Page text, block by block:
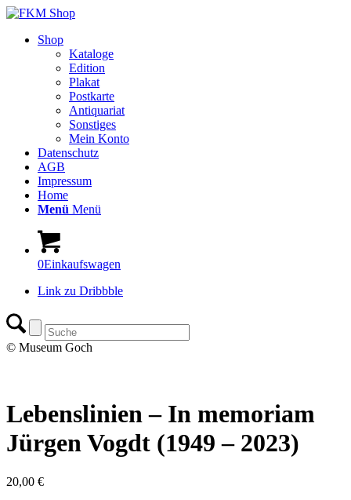
Shop
Kataloge
Edition
Plakat
Postkarte
Antiquariat
Sonstiges
Mein Konto
Datenschutz
AGB
Impressum
Home
Menü Menü
0Einkaufswagen
Link zu Dribbble
© Museum Goch
Lebenslinien – In memoriam
Jürgen Vogdt (1949 – 2023)
20,00 €